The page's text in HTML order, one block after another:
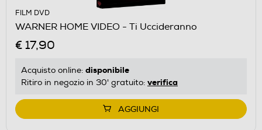
FILM DVD
WARNER HOME VIDEO - Ti Uccideranno
€ 17,90
Acquisto online: disponibile
Ritiro in negozio in 30' gratuito: verifica
AGGIUNGI